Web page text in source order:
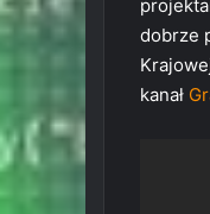
dobrze
kanał